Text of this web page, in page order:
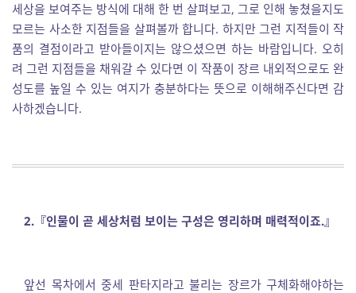
세상을 보여주는 방식에 대해 한 번 살펴보고, 그로 인해 놓쳤을지도
모르는 사소한 지점들을 살펴볼까 합니다. 하지만 그런 지적들이 작
품의 결점이라고 받아들이지는 않으셨으면 하는 바람입니다. 오히
려 그런 지점들을 채워갈 수 있다면 이 작품이 장르 내외적으로도 완
성도를 높일 수 있는 여지가 충분하다는 뜻으로 이해해주신다면 감
사하겠습니다.
2. 『인물이 곧 세상처럼 보이는 구성은 영리하며 매력적이죠.』
앞선 목차에서 중세 판타지라고 불리는 장르가 구체화해야하는